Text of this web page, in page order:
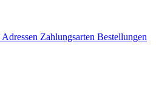
Adressen Zahlungsarten Bestellungen